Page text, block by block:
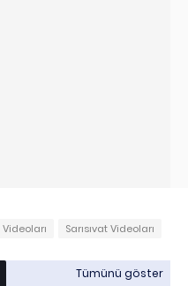
Videoları Sarısıvat Videoları
Tümünü göster